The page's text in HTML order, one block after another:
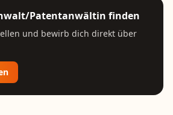
Patentanwältin finden
und bewirb dich direkt über